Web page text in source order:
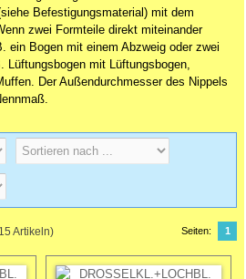
Befestigungsmaterial) mit dem
zwei Formteile direkt miteinander
ein Bogen mit einem Abzweig oder zwei
Lüftungsbogen mit Lüftungsbogen,
. Der Außendurchmesser des Nippels
15 Artikeln) Seiten: 1